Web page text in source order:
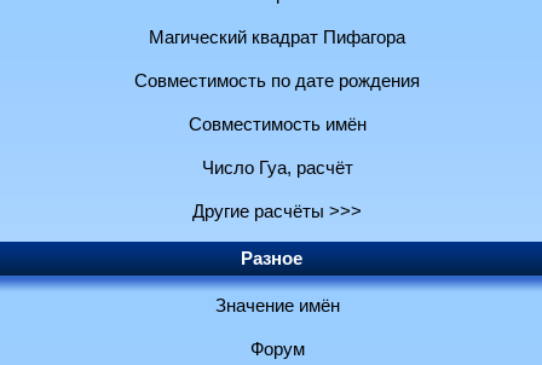
Магический квадрат Пифагора
Совместимость по дате рождения
Совместимость имён
Число Гуа, расчёт
Другие расчёты >>>
Разное
Значение имён
Форум